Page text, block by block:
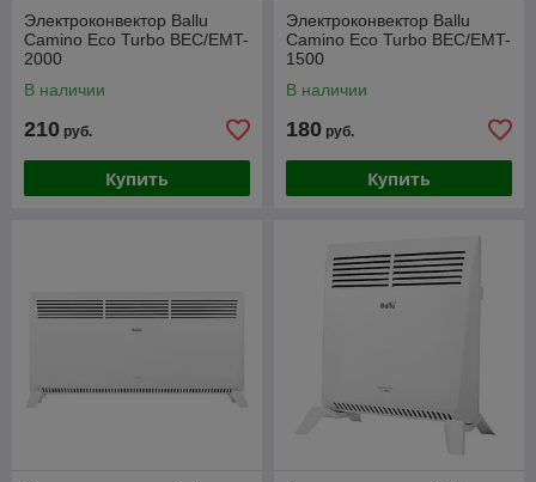
Электроконвектор Ballu
Camino Eco Turbo BEC/EMT-
2000
В наличии
210 руб.
Купить
Электроконвектор Ballu
Camino Eco Turbo BEC/EMT-
1500
В наличии
180 руб.
Купить